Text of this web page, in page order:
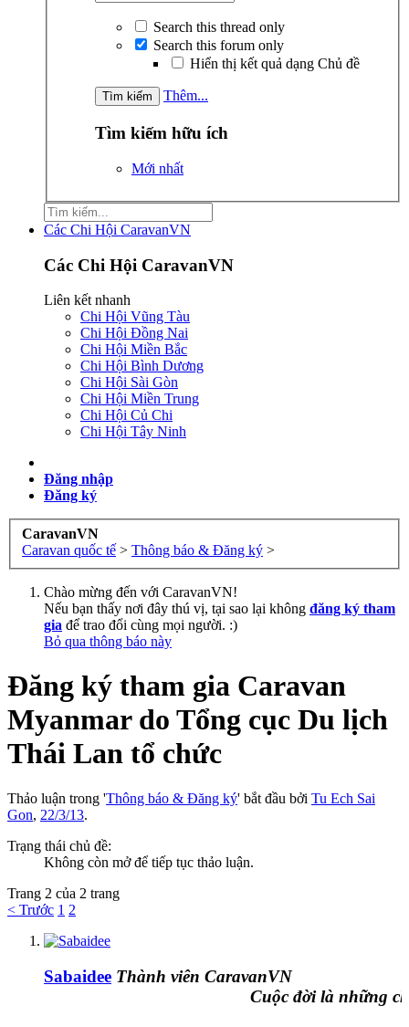
Search this thread only
Search this forum only
Hiển thị kết quả dạng Chủ đề
Thêm...
Tìm kiếm hữu ích
Mới nhất
Các Chi Hội CaravanVN
Các Chi Hội CaravanVN
Liên kết nhanh
Chi Hội Vũng Tàu
Chi Hội Đồng Nai
Chi Hội Miền Bắc
Chi Hội Bình Dương
Chi Hội Sài Gòn
Chi Hội Miền Trung
Chi Hội Củ Chi
Chi Hội Tây Ninh
Đăng nhập
Đăng ký
CaravanVN
Caravan quốc tế > Thông báo & Đăng ký >
Chào mừng đến với CaravanVN!
Nếu bạn thấy nơi đây thú vị, tại sao lại không đăng ký tham
gia để trao đổi cùng mọi người. :)
Bỏ qua thông báo này
Đăng ký tham gia Caravan
Myanmar do Tổng cục Du lịch
Thái Lan tổ chức
Thảo luận trong 'Thông báo & Đăng ký' bắt đầu bởi Tu Ech Sai
Gon, 22/3/13.
Trạng thái chủ đề:
Không còn mở để tiếp tục thảo luận.
Trang 2 của 2 trang
< Trước 1 2
Sabaidee Thành viên CaravanVN
Cuộc đời là những